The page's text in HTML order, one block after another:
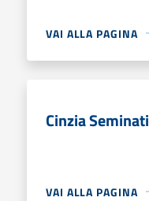
VAI ALLA PAGINA
Cinzia Seminati
VAI ALLA PAGINA